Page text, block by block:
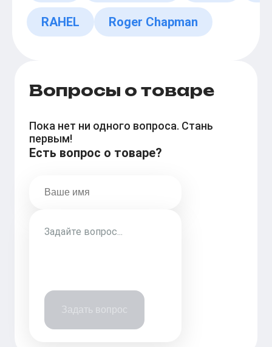
RAHEL Roger Chapman
Вопросы о товаре
Пока нет ни одного вопроса. Стань
первым!
Есть вопрос о товаре?
Задать вопрос